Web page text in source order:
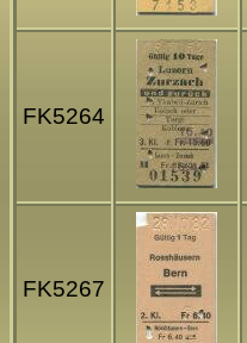
FK5264
FK5267